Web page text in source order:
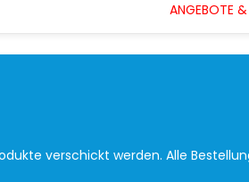
ANGEBOTE
verschickt werden. Alle